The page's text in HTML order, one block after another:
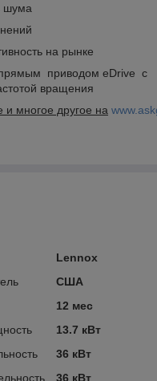
шума
на рынке
приводом eDrive с
вращения
многое другое на
Lennox
США
12 мес
13.7 кВт
36 кВт
36 кВт